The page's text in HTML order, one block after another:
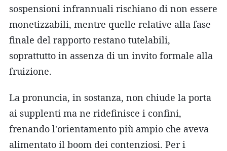
sospensioni infrannuali rischiano di non essere
monetizzabili, mentre quelle relative alla fase
finale del rapporto restano tutelabili,
soprattutto in assenza di un invito formale alla
fruizione.
La pronuncia, in sostanza, non chiude la porta
ai supplenti ma ne ridefinisce i confini,
frenando l'orientamento più ampio che aveva
alimentato il boom dei contenziosi. Per i